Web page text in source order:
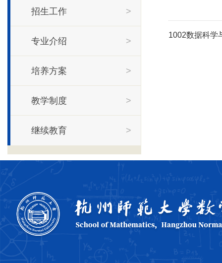
招生工作 >
专业介绍 >
培养方案 >
教学制度 >
继续教育 >
1002数据科学